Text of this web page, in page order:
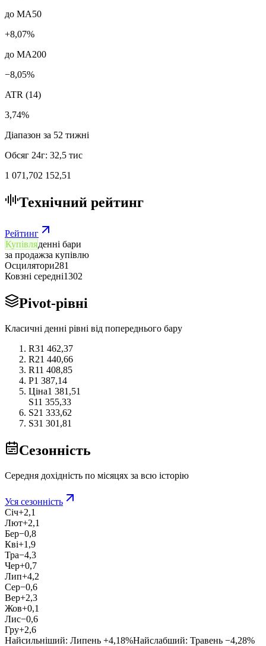
до MA50
+8,07%
до MA200
−8,05%
ATR (14)
3,74%
Діапазон за 52 тижні
Обсяг 24г: 32,5 тис
1 071,702 152,51
Технічний рейтинг
Рейтинг
Купівляденні бари
за продажза купівлю
Осцилятори281
Ковзні середні1302
Pivot-рівні
Класичні денні рівні від попереднього бару
R31 462,37
R21 440,66
R11 408,85
P1 387,14
Ціна1 381,51
S11 355,33
S21 333,62
S31 301,81
Сезонність
Середня дохідність по місяцях за всю історію
Уся сезонність
Січ+2,1
Лют+2,1
Бер−0,8
Кві+1,9
Тра−4,3
Чер+0,7
Лип+4,2
Сер−0,6
Вер+2,3
Жов+0,1
Лис−0,6
Гру+2,6
Найсильніший: Липень +4,18%Найслабший: Травень −4,28%